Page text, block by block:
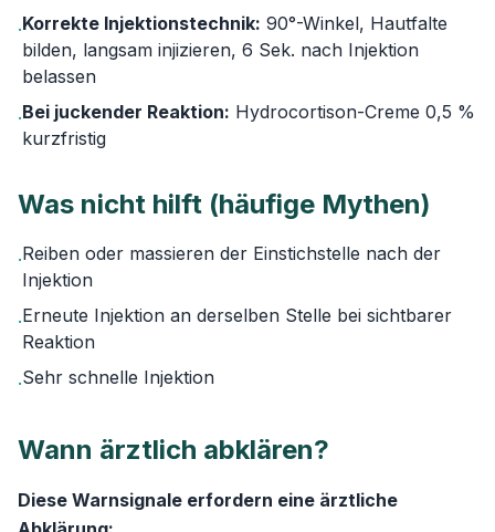
·Korrekte Injektionstechnik: 90°-Winkel, Hautfalte
bilden, langsam injizieren, 6 Sek. nach Injektion
belassen
·Bei juckender Reaktion: Hydrocortison-Creme 0,5 %
kurzfristig
Was nicht hilft (häufige Mythen)
·Reiben oder massieren der Einstichstelle nach der
Injektion
·Erneute Injektion an derselben Stelle bei sichtbarer
Reaktion
·Sehr schnelle Injektion
Wann ärztlich abklären?
Diese Warnsignale erfordern eine ärztliche